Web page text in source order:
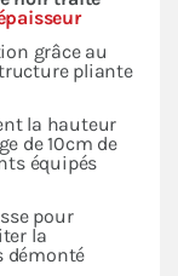
grâce au
pliante
la hauteur
de 10cm de
équipés
pour
la
démonté